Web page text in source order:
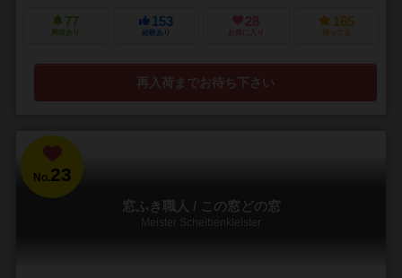
77
興味あり
153
経験あり
28
お気に入り
165
持ってる
再入荷までお待ち下さい
No.23
窓ふき職人 / この窓どの窓
Meister Scheibenkleister